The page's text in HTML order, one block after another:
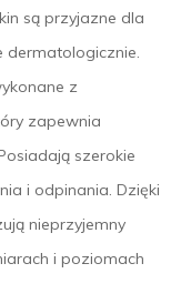
są przyjazne dla
dermatologicznie.
z
zapewnia
szerokie
i odpinania. Dzięki
nieprzyjemny
i poziomach